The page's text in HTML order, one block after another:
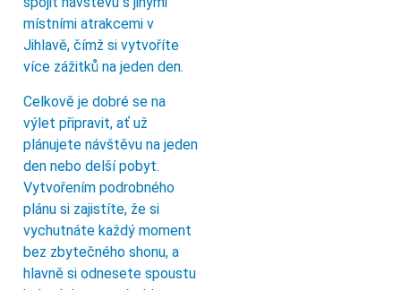
místními atrakcemi v
Jihlavě, čímž si vytvoříte
více zážitků na jeden den.
Celkově je dobré se na
výlet připravit, ať už
plánujete návštěvu na jeden
den nebo delší pobyt.
Vytvořením podrobného
plánu si zajistíte, že si
vychutnáte každý moment
bez zbytečného shonu, a
hlavně si odnesete spoustu